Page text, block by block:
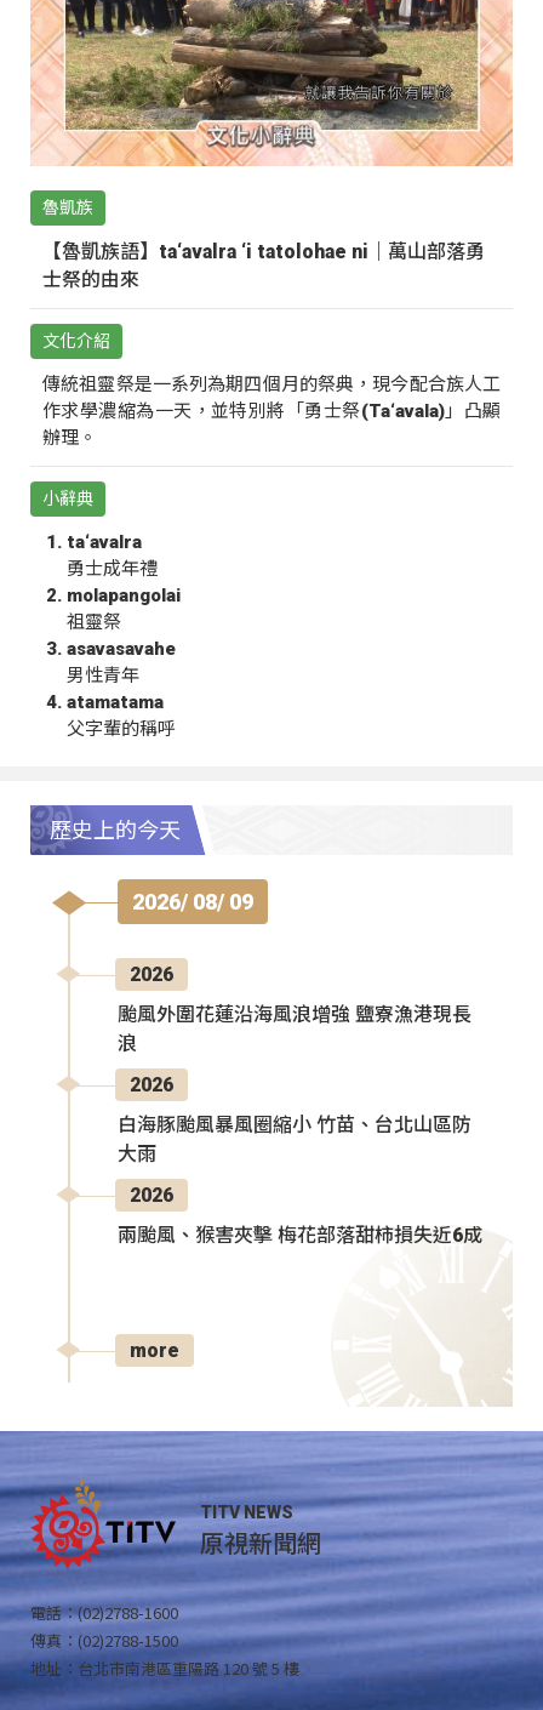
魯凱族
【魯凱族語】ta‘avalra ‘i tatolohae ni｜萬山部落勇
士祭的由來
文化介紹
傳統祖靈祭是一系列為期四個月的祭典，現今配合族人工
作求學濃縮為一天，並特別將「勇士祭(Ta‘avala)」凸顯
辦理。
小辭典
ta‘avalra
勇士成年禮
molapangolai
祖靈祭
asavasavahe
男性青年
atamatama
父字輩的稱呼
歷史上的今天
2026/ 08/ 09
2026
颱風外圍花蓮沿海風浪增強 鹽寮漁港現長
浪
2026
白海豚颱風暴風圈縮小 竹苗、台北山區防
大雨
2026
兩颱風、猴害夾擊 梅花部落甜柿損失近6成
more
TITV NEWS
原視新聞網
電話：(02)2788-1600
傳真：(02)2788-1500
地址：台北市南港區重陽路 120 號 5 樓